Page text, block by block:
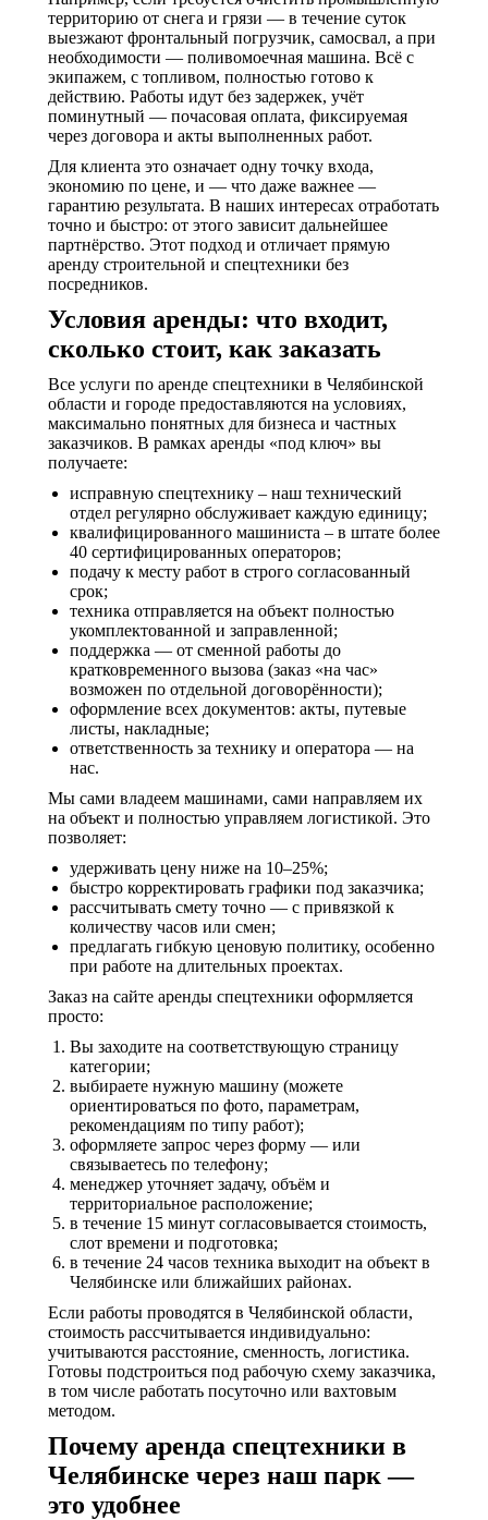
территорию от снега и грязи — в течение суток
выезжают фронтальный погрузчик, самосвал, а при
необходимости — поливомоечная машина. Всё с
экипажем, с топливом, полностью готово к
действию. Работы идут без задержек, учёт
поминутный — почасовая оплата, фиксируемая
через договора и акты выполненных работ.
Для клиента это означает одну точку входа,
экономию по цене, и — что даже важнее —
гарантию результата. В наших интересах отработать
точно и быстро: от этого зависит дальнейшее
партнёрство. Этот подход и отличает прямую
аренду строительной и спецтехники без
посредников.
Условия аренды: что входит,
сколько стоит, как заказать
Все услуги по аренде спецтехники в Челябинской
области и городе предоставляются на условиях,
максимально понятных для бизнеса и частных
заказчиков. В рамках аренды «под ключ» вы
получаете:
исправную спецтехнику – наш технический
отдел регулярно обслуживает каждую единицу;
квалифицированного машиниста – в штате более
40 сертифицированных операторов;
подачу к месту работ в строго согласованный
срок;
техника отправляется на объект полностью
укомплектованной и заправленной;
поддержка — от сменной работы до
кратковременного вызова (заказ «на час»
возможен по отдельной договорённости);
оформление всех документов: акты, путевые
листы, накладные;
ответственность за технику и оператора — на
нас.
Мы сами владеем машинами, сами направляем их
на объект и полностью управляем логистикой. Это
позволяет:
удерживать цену ниже на 10–25%;
быстро корректировать графики под заказчика;
рассчитывать смету точно — с привязкой к
количеству часов или смен;
предлагать гибкую ценовую политику, особенно
при работе на длительных проектах.
Заказ на сайте аренды спецтехники оформляется
просто:
Вы заходите на соответствующую страницу
категории;
выбираете нужную машину (можете
ориентироваться по фото, параметрам,
рекомендациям по типу работ);
оформляете запрос через форму — или
связываетесь по телефону;
менеджер уточняет задачу, объём и
территориальное расположение;
в течение 15 минут согласовывается стоимость,
слот времени и подготовка;
в течение 24 часов техника выходит на объект в
Челябинске или ближайших районах.
Если работы проводятся в Челябинской области,
стоимость рассчитывается индивидуально:
учитываются расстояние, сменность, логистика.
Готовы подстроиться под рабочую схему заказчика,
в том числе работать посуточно или вахтовым
методом.
Почему аренда спецтехники в
Челябинске через наш парк —
это удобнее